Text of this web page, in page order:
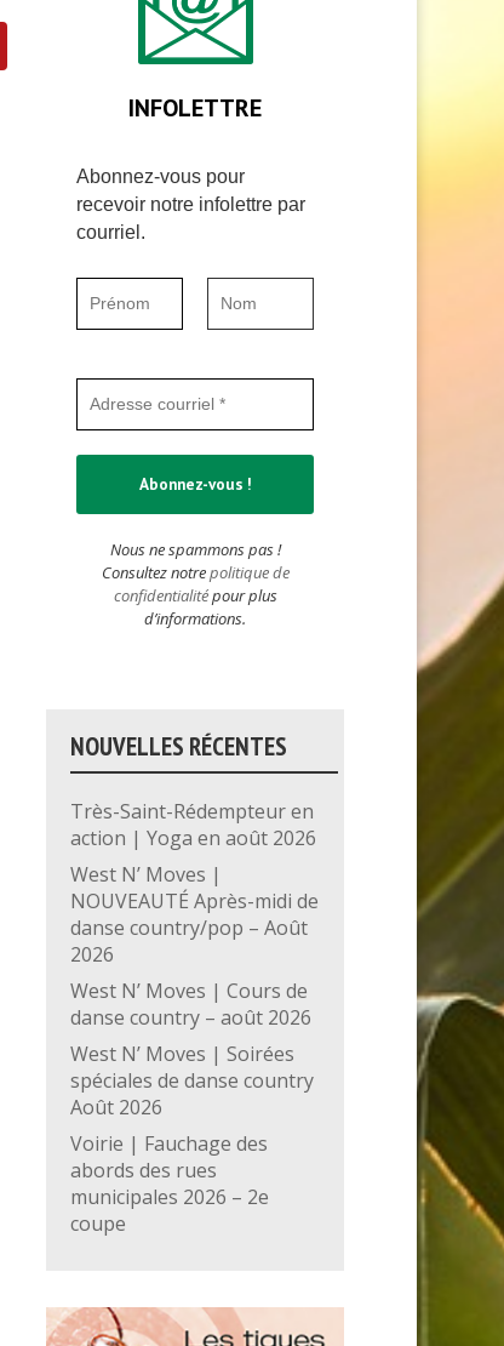
INFOLETTRE
Abonnez-vous pour
recevoir notre infolettre par
courriel.
Nous ne spammons pas !
Consultez notrepolitique de
confidentialitépour plus
d’informations.
NOUVELLES RÉCENTES
Très-Saint-Rédempteur en
action | Yoga en août 2026
West N’ Moves |
NOUVEAUTÉ Après-midi de
danse country/pop – Août
2026
West N’ Moves | Cours de
danse country – août 2026
West N’ Moves | Soirées
spéciales de danse country
Août 2026
Voirie | Fauchage des
abords des rues
municipales 2026 – 2e
coupe